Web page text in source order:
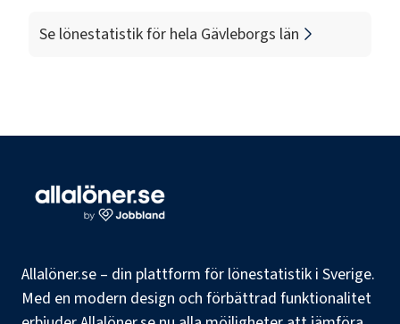
Se lönestatistik för hela Gävleborgs län
Allalöner.se – din plattform för lönestatistik i Sverige.
Med en modern design och förbättrad funktionalitet